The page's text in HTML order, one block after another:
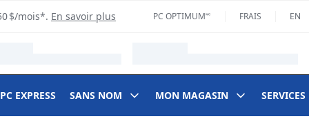
$/mois*. En savoir plus PC OPTIMUM🅪 FRAIS EN
EXPRESS SANS NOM MON MAGASIN SERVICES